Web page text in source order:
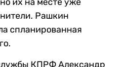
Рашкин
спланированная
КПРФ Александр